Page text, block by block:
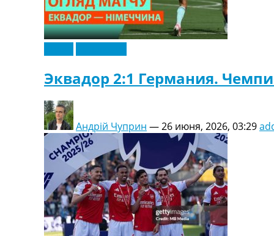
Эквадор 2:1 Германия.
Андрій Чуприн —26 июня, 2026, 03:29